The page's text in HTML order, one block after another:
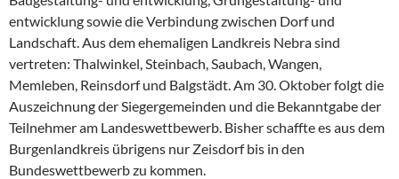
entwicklung sowie die Verbindung zwischen Dorf und
Landschaft. Aus dem ehemaligen Landkreis Nebra sind
vertreten: Thalwinkel, Steinbach, Saubach, Wangen,
Memleben, Reinsdorf und Balgstädt. Am 30. Oktober folgt die
Auszeichnung der Siegergemeinden und die Bekanntgabe der
Teilnehmer am Landeswettbewerb. Bisher schaffte es aus dem
Burgenlandkreis übrigens nur Zeisdorf bis in den
Bundeswettbewerb zu kommen.